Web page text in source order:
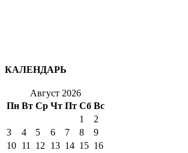
КАЛЕНДАРЬ
Август 2026
Пн Вт Ср Чт Пт Сб Вс
1
2
3
4 5 6 7 8
9
10 11 12 13 14 15 16